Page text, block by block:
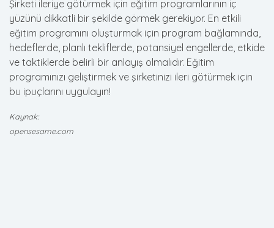
Şirketi ileriye götürmek için eğitim programlarının iç
yüzünü dikkatli bir şekilde görmek gerekiyor. En etkili
eğitim programını oluşturmak için program bağlamında,
hedeflerde, planlı tekliflerde, potansiyel engellerde, etkide
ve taktiklerde belirli bir anlayış olmalıdır. Eğitim
programınızı geliştirmek ve şirketinizi ileri götürmek için
bu ipuçlarını uygulayın!
Kaynak:
opensesame.com